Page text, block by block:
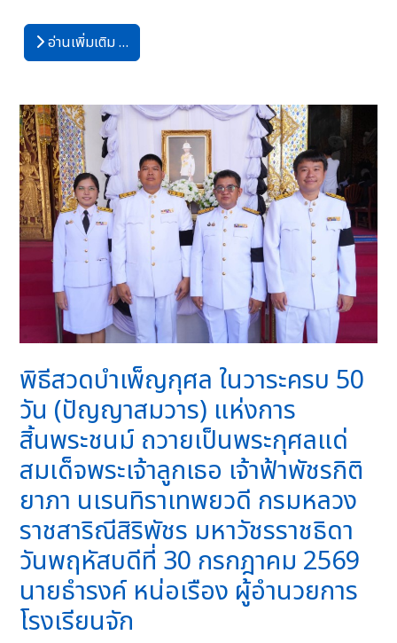
อ่านเพิ่มเติม …
พิธีสวดบำเพ็ญกุศล ในวาระครบ 50
วัน (ปัญญาสมวาร) แห่งการ
สิ้นพระชนม์ ถวายเป็นพระกุศลแด่
สมเด็จพระเจ้าลูกเธอ เจ้าฟ้าพัชรกิติ
ยาภา นเรนทิราเทพยวดี กรมหลวง
ราชสาริณีสิริพัชร มหาวัชรราชธิดา
วันพฤหัสบดีที่ 30 กรกฎาคม 2569
นายธำรงค์ หน่อเรือง ผู้อำนวยการ
โรงเรียนจัก